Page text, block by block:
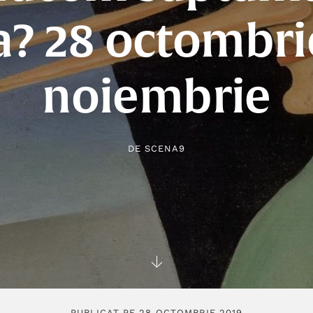
28
noiembrie
DE SCENA9